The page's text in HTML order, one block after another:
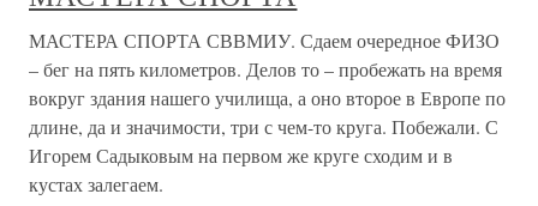
МАСТЕРА СПОРТА СВВМИУ. Сдаем очередное ФИЗО
– бег на пять километров. Делов то – пробежать на время
вокруг здания нашего училища, а оно второе в Европе по
длине, да и значимости, три с чем-то круга. Побежали. С
Игорем Садыковым на первом же круге сходим и в
кустах залегаем.